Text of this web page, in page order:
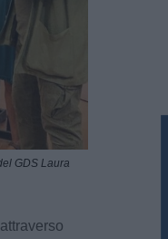
GDS Laura